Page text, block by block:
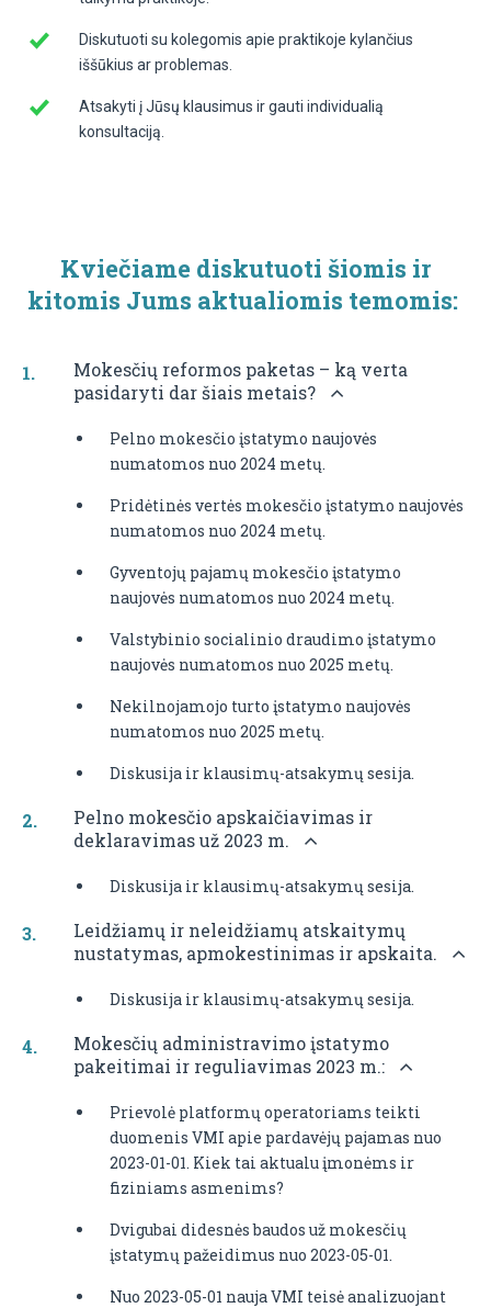
Diskutuoti su kolegomis apie praktikoje kylančius
iššūkius ar problemas.
Atsakyti į Jūsų klausimus ir gauti individualią
konsultaciją.
Kviečiame diskutuoti šiomis ir
kitomis Jums aktualiomis temomis:
Mokesčių reformos paketas – ką verta
pasidaryti dar šiais metais?
Pelno mokesčio įstatymo naujovės
numatomos nuo 2024 metų.
Pridėtinės vertės mokesčio įstatymo naujovės
numatomos nuo 2024 metų.
Gyventojų pajamų mokesčio įstatymo
naujovės numatomos nuo 2024 metų.
Valstybinio socialinio draudimo įstatymo
naujovės numatomos nuo 2025 metų.
Nekilnojamojo turto įstatymo naujovės
numatomos nuo 2025 metų.
Diskusija ir klausimų-atsakymų sesija.
Pelno mokesčio apskaičiavimas ir
deklaravimas už 2023 m.
Diskusija ir klausimų-atsakymų sesija.
Leidžiamų ir neleidžiamų atskaitymų
nustatymas, apmokestinimas ir apskaita.
Diskusija ir klausimų-atsakymų sesija.
Mokesčių administravimo įstatymo
pakeitimai ir reguliavimas 2023 m.:
Prievolė platformų operatoriams teikti
duomenis VMI apie pardavėjų pajamas nuo
2023-01-01. Kiek tai aktualu įmonėms ir
fiziniams asmenims?
Dvigubai didesnės baudos už mokesčių
įstatymų pažeidimus nuo 2023-05-01.
Nuo 2023-05-01 nauja VMI teisė analizuojant